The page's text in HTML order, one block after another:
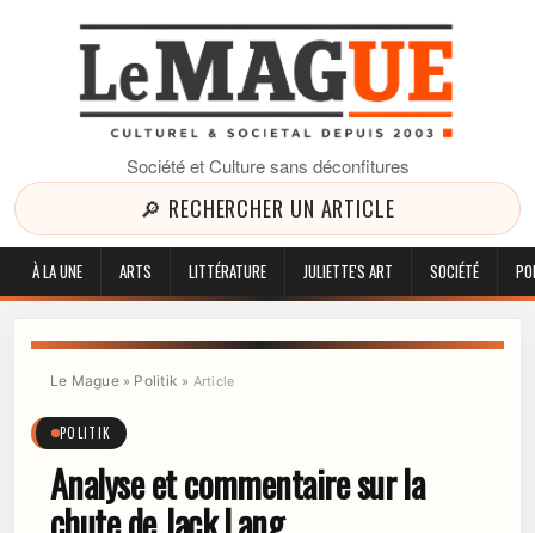
Société et Culture sans déconfitures
🔎 RECHERCHER UN ARTICLE
À LA UNE ARTS LITTÉRATURE JULIETTE'S ART SOCIÉTÉ
Le Mague» Politik » Article
POLITIK
Analyse et commentaire sur la